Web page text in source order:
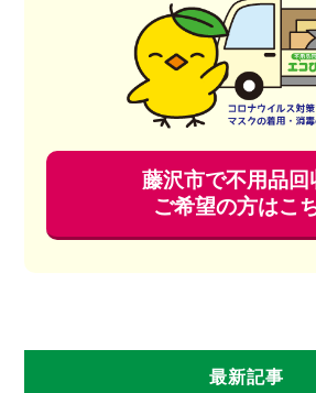
藤沢市で不用品回
ご希望の方はこ
最新記事